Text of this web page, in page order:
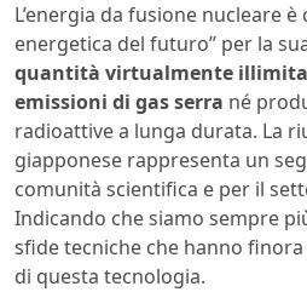
L’energia da fusione nucleare
energetica del futuro” per la
quantità virtualmente
emissioni di gas serra né
radioattive a lunga durata. La
giapponese rappresenta un
comunità scientifica e per il
Indicando che siamo sempre
sfide tecniche che hanno
di questa tecnologia.